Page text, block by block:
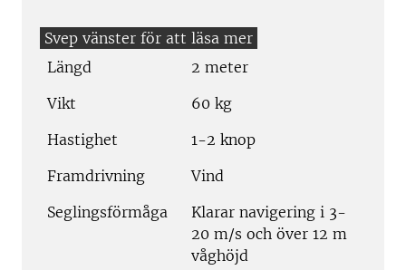
Längd
2 meter
Vikt
60 kg
Hastighet
1-2 knop
Framdrivning
Vind
Seglingsförmåga
Klarar navigering i 3-
20 m/s och över 12 m
våghöjd